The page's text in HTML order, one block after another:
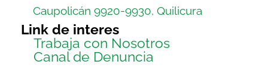
Caupolicán 9920-9930, Quilicura
Link de interes
Trabaja con Nosotros
Canal de Denuncia